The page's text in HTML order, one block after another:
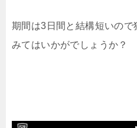
期間は3日間と結構短いの
みてはいかがでしょうか？